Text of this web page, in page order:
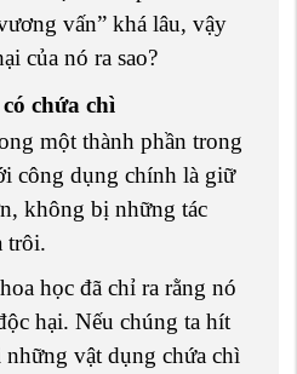
vấn” khá lâu, vậy
của nó ra sao?
chứa chì
một thành phần trong
công dụng chính là giữ
không bị những tác
trôi.
học đã chỉ ra rằng nó
hại. Nếu chúng ta hít
vật dụng chứa chì